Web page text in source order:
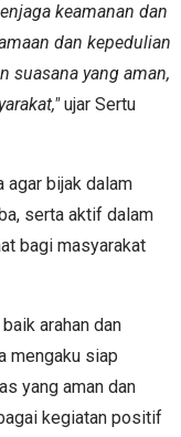
keamanan dan
dan kepedulian
suasana yang aman,
ujar Sertu
agar bijak dalam
serta aktif dalam
bagi masyarakat
arahan dan
mengaku siap
yang aman dan
kegiatan positif